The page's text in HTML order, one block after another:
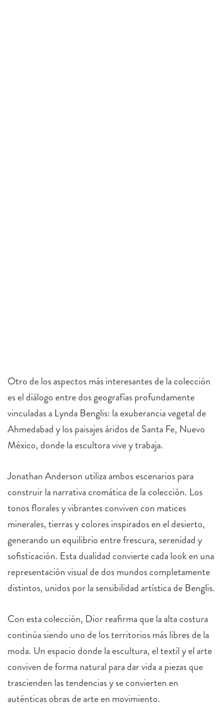
Otro de los aspectos más interesantes de la colección
es el diálogo entre dos geografías profundamente
vinculadas a Lynda Benglis: la exuberancia vegetal de
Ahmedabad y los paisajes áridos de Santa Fe, Nuevo
México, donde la escultora vive y trabaja.
Jonathan Anderson utiliza ambos escenarios para
construir la narrativa cromática de la colección. Los
tonos florales y vibrantes conviven con matices
minerales, tierras y colores inspirados en el desierto,
generando un equilibrio entre frescura, serenidad y
sofisticación. Esta dualidad convierte cada look en una
representación visual de dos mundos completamente
distintos, unidos por la sensibilidad artística de Benglis.
Con esta colección, Dior reafirma que la alta costura
continúa siendo uno de los territorios más libres de la
moda. Un espacio donde la escultura, el textil y el arte
conviven de forma natural para dar vida a piezas que
trascienden las tendencias y se convierten en
auténticas obras de arte en movimiento.